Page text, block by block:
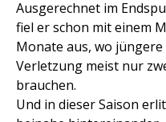
Ausgerechnet im
fiel er schon mit einem
Monate aus, wo
Verletzung meist nur
brauchen.
Und in dieser Saison